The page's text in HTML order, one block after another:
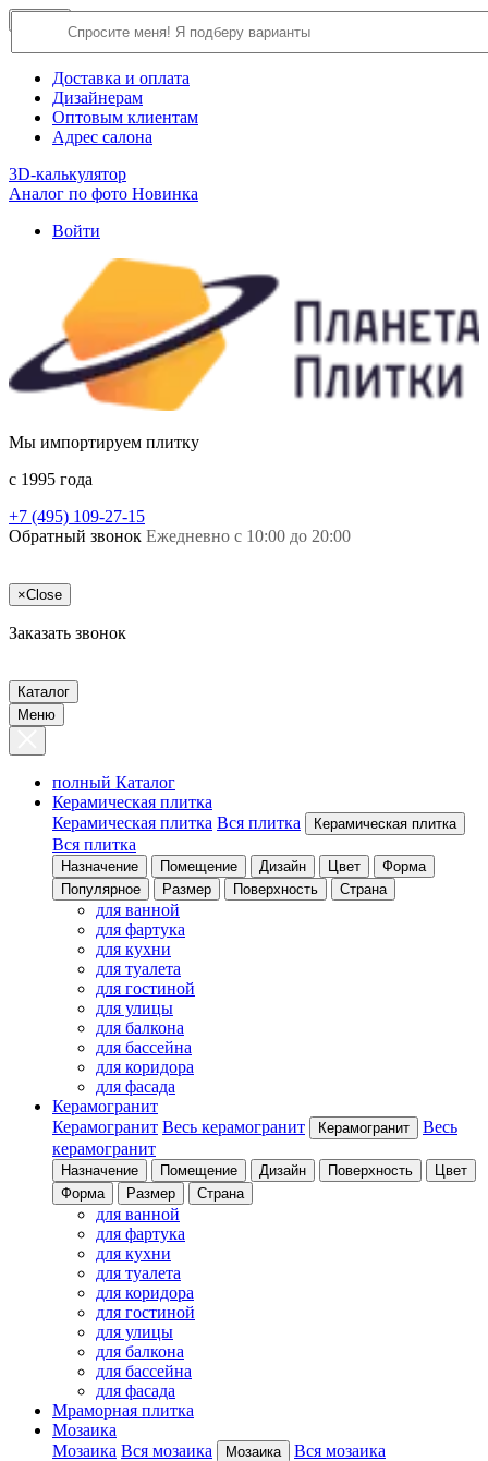
О компании
Доставка и оплата
Дизайнерам
Оптовым клиентам
Адрес салона
3D-калькулятор
Аналог по фото Новинка
Войти
Мы импортируем плитку
c 1995 года
+7 (495) 109-27-15
Обратный звонок Ежедневно с 10:00 до 20:00
×Close
Заказать звонок
Каталог
Меню
полный Каталог
Керамическая плитка
Керамическая плитка Вся плитка Керамическая плитка
Вся плитка
Назначение Помещение Дизайн Цвет
Форма
Популярное
Размер Поверхность Страна
для ванной
для фартука
для кухни
для туалета
для гостиной
для улицы
для балкона
для бассейна
для коридора
для фасада
Керамогранит
Керамогранит Весь керамогранит Керамогранит
Весь
керамогранит
Назначение Помещение Дизайн Поверхность
Цвет
Форма
Размер Страна
для ванной
для фартука
для кухни
для туалета
для коридора
для гостиной
для улицы
для балкона
для бассейна
для фасада
Мраморная плитка
Мозаика
Мозаика Вся мозаика Мозаика Вся мозаика